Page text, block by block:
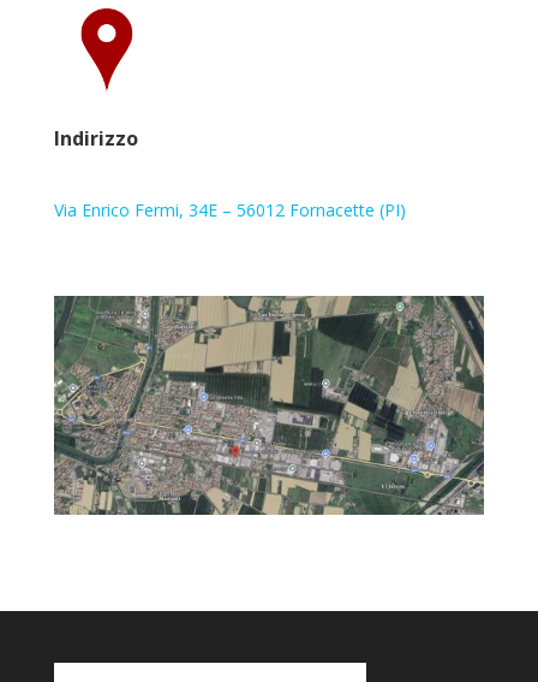
Indirizzo
Via Enrico Fermi, 34E – 56012 Fornacette (PI)